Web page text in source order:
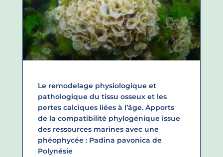
Le remodelage physiologique et
pathologique du tissu osseux et les
pertes calciques liées à l’âge. Apports
de la compatibilité phylogénique issue
des ressources marines avec une
phéophycée : Padina pavonica de
Polynésie